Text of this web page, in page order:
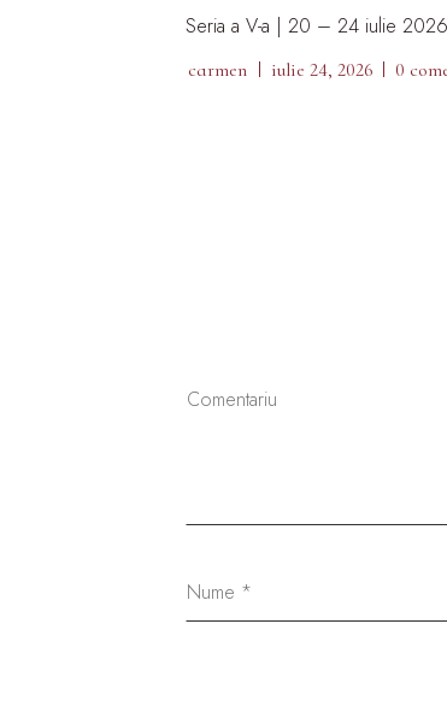
Seria a V-a | 20 – 24 iulie
carmen iulie 24, 2026 0